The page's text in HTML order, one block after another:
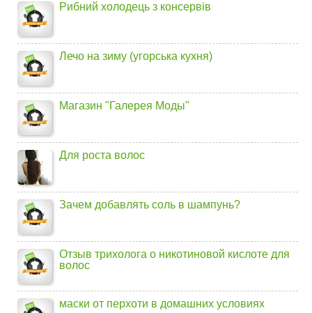
Рибний холодець з консервів
Лечо на зиму (угорська кухня)
Магазин "Галерея Моды"
Для роста волос
Зачем добавлять соль в шампунь?
Отзыв трихолога о никотиновой кислоте для
волос
маски от перхоти в домашних условиях